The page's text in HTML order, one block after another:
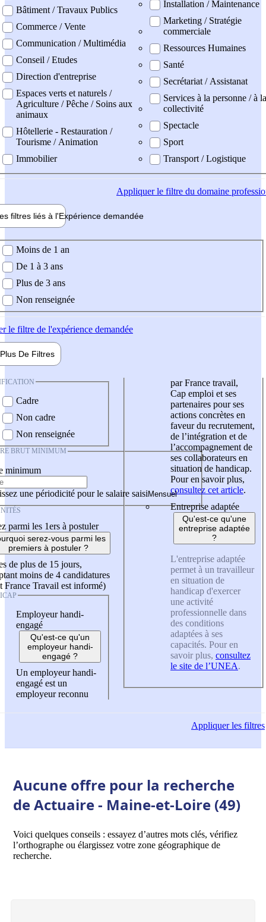
Bâtiment / Travaux Publics
Commerce / Vente
Communication / Multimédia
Conseil / Etudes
Direction d'entreprise
Espaces verts et naturels /
Agriculture / Pêche / Soins aux
animaux
Hôtellerie - Restauration /
Tourisme / Animation
Immobilier
Installation / Maintenance
Marketing / Stratégie
commerciale
Ressources Humaines
Santé
Secrétariat / Assistanat
Services à la personne / à la
collectivité
Spectacle
Sport
Transport / Logistique
Appliquerle filtre du domaine
filtres liés à l'Expérience demandée
demandée
Moins de 1 an
De 1 à 3 ans
Plus de 3 ans
Non renseignée
le filtre de l'expérience demandée
Plus De Filtres
Cadre
Non cadre
Non renseignée
BRUT MINIMUM
minimum
une périodicité pour le salaire saisi
parmi les 1ers à postuler
serez-vous parmi les
premiers à postuler ?
de plus de 15 jours,
moins de 4 candidatures
France Travail est informé)
Employeur handi-
engagé
Qu'est-ce qu'un
employeur handi-
engagé ?
Un employeur handi-
engagé est un
employeur reconnu
par France travail,
Cap emploi et ses
partenaires pour ses
actions concrètes en
faveur du recrutement,
de l’intégration et de
l’accompagnement de
ses collaborateurs en
situation de handicap.
Pour en savoir plus,
consultez cet article.
Entreprise adaptée
Qu'est-ce qu'une
entreprise adaptée
?
L'entreprise adaptée
permet à un travailleur
en situation de
handicap d'exercer
une activité
professionnelle dans
des conditions
adaptées à ses
capacités. Pour en
savoir plus, consultez
le site de l’UNEA.
Appliquerles filtres
Aucune offre pour la recherche
de Actuaire - Maine-et-Loire (49)
Voici quelques conseils : essayez d’autres mots clés, vérifiez
l’orthographe ou élargissez votre zone géographique de
recherche.